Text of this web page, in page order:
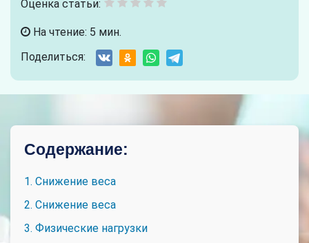
Оценка статьи:
На чтение: 5 мин.
Поделиться:
Содержание:
1. Снижение веса
2. Снижение веса
3. Физические нагрузки